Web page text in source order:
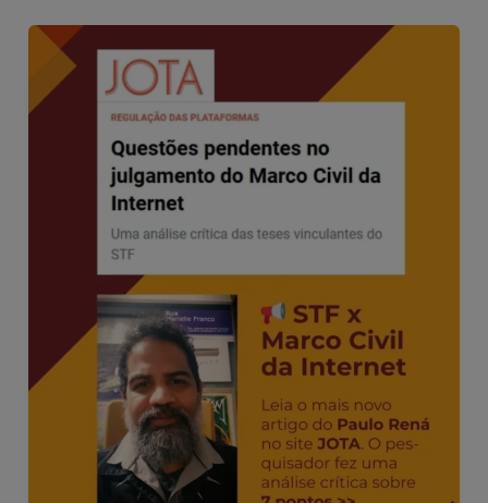
e
b
o
o
k
te
r
l
e